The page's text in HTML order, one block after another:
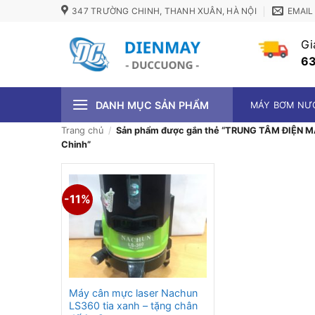
347 TRƯỜNG CHINH, THANH XUÂN, HÀ NỘI EMAIL
DANH MỤC SẢN PHẨM MÁY BƠM
Trang chủ / Sản phẩm được gắn thẻ “TRUNG TÂM ĐIỆN
Chinh”
-11%
Máy cân mực laser Nachun
LS360 tia xanh – tặng chân